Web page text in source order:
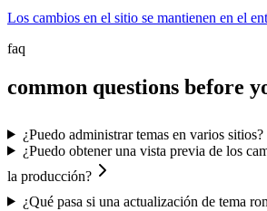
Los cambios en el sitio se mantienen en el
faq
common questions before
¿Puedo administrar temas en varios sitios?
¿Puedo obtener una vista previa de los
la producción?
¿Qué pasa si una actualización de tema